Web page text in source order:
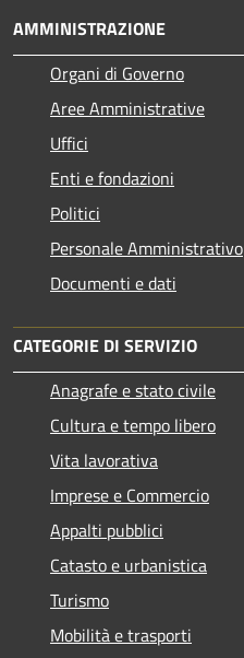
AMMINISTRAZIONE
Organi di Governo
Aree Amministrative
Uffici
Enti e fondazioni
Politici
Personale Amministrativo
Documenti e dati
CATEGORIE DI SERVIZIO
Anagrafe e stato civile
Cultura e tempo libero
Vita lavorativa
Imprese e Commercio
Appalti pubblici
Catasto e urbanistica
Turismo
Mobilità e trasporti